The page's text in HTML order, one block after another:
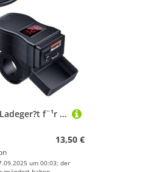
Ujjdwiurgh USB-Ladeger?t f¨¹r Motorr?der, Dual-USB-Typ-C-PD und Quick Charge 3.0-Motorrad-Telefonladeger?t mit Voltmeter und EIN-/Ausschalter
13,50 €
um 00:03; der